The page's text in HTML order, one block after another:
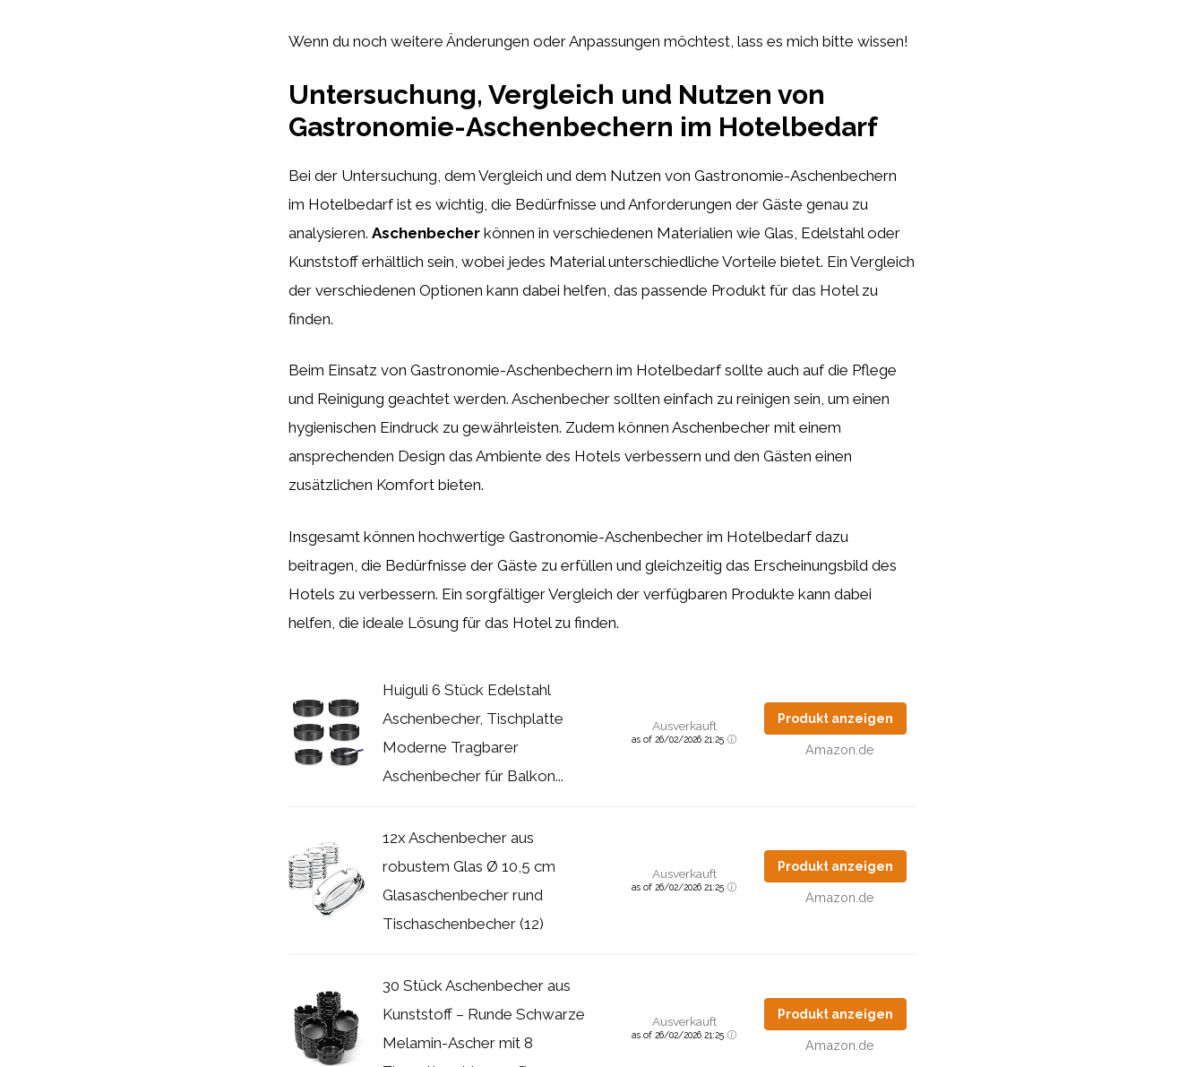
Wenn du noch weitere Änderungen oder Anpassungen möchtest, lass es mich bitte wissen!
Untersuchung, Vergleich und Nutzen von
Gastronomie-Aschenbechern im Hotelbedarf
Bei der Untersuchung, dem Vergleich und dem Nutzen von Gastronomie-Aschenbechern
im Hotelbedarf ist es wichtig, die Bedürfnisse und Anforderungen der Gäste genau zu
analysieren. Aschenbecher können in verschiedenen Materialien wie Glas, Edelstahl oder
Kunststoff erhältlich sein, wobei jedes Material unterschiedliche Vorteile bietet. Ein Vergleich
der verschiedenen Optionen kann dabei helfen, das passende Produkt für das Hotel zu
finden.
Beim Einsatz von Gastronomie-Aschenbechern im Hotelbedarf sollte auch auf die Pflege
und Reinigung geachtet werden. Aschenbecher sollten einfach zu reinigen sein, um einen
hygienischen Eindruck zu gewährleisten. Zudem können Aschenbecher mit einem
ansprechenden Design das Ambiente des Hotels verbessern und den Gästen einen
zusätzlichen Komfort bieten.
Insgesamt können hochwertige Gastronomie-Aschenbecher im Hotelbedarf dazu
beitragen, die Bedürfnisse der Gäste zu erfüllen und gleichzeitig das Erscheinungsbild des
Hotels zu verbessern. Ein sorgfältiger Vergleich der verfügbaren Produkte kann dabei
helfen, die ideale Lösung für das Hotel zu finden.
Huiguli 6 Stück Edelstahl
Aschenbecher, Tischplatte
Moderne Tragbarer
Aschenbecher für Balkon...
Ausverkauft
as of 26/02/2026 21:25
Produkt anzeigen
Amazon.de
12x Aschenbecher aus
robustem Glas Ø 10,5 cm
Glasaschenbecher rund
Tischaschenbecher (12)
Ausverkauft
as of 26/02/2026 21:25
Produkt anzeigen
Amazon.de
30 Stück Aschenbecher aus
Kunststoff – Runde Schwarze
Melamin-Ascher mit 8
Ausverkauft
as of 26/02/2026 21:25
Produkt anzeigen
Amazon.de